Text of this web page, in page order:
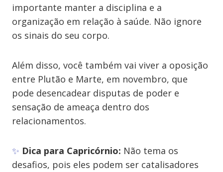
importante manter a disciplina e a
organização em relação à saúde. Não ignore
os sinais do seu corpo.
Além disso, você também vai viver a oposição
entre Plutão e Marte, em novembro, que
pode desencadear disputas de poder e
sensação de ameaça dentro dos
relacionamentos.
✨ Dica para Capricórnio: Não tema os
desafios, pois eles podem ser catalisadores